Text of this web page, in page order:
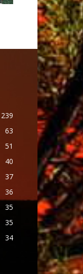
239
63
51
40
37
36
35
35
34